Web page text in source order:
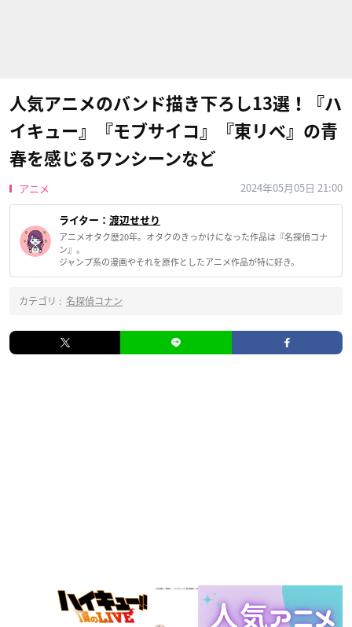
人気アニメのバンド描き下ろし13選！『ハ
イキュー』『モブサイコ』『東リベ』の青
春を感じるワンシーンなど
アニメ 2024年05月05日 21:00
ライター： 渡辺せせり
アニメオタク歴20年。オタクのきっかけになった作品は『名探偵コナ
ン』。
ジャンプ系の漫画やそれを原作としたアニメ作品が特に好き。
カテゴリ : 名探偵コナン